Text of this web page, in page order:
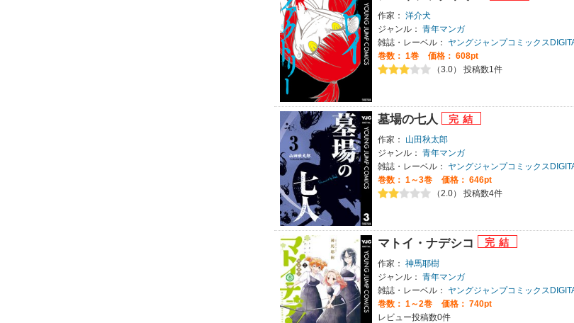
作家： 洋介犬
ジャンル： 青年マンガ
雑誌・レーベル：
ヤングジャンプコミックス
巻数： 1巻
価格： 608pt
（3.0） 投稿数1件
墓場の七人
作家：
山田秋太郎
ジャンル： 青年マンガ
雑誌・レーベル：
ヤングジャンプコミックス
巻数： 1～3巻
価格： 646pt
（2.0） 投稿数4件
マトイ・ナデシコ
作家： 神馬耶樹
ジャンル： 青年マンガ
雑誌・レーベル：
ヤングジャンプコミックス
巻数： 1～2巻
価格： 740pt
レビュー投稿数0件